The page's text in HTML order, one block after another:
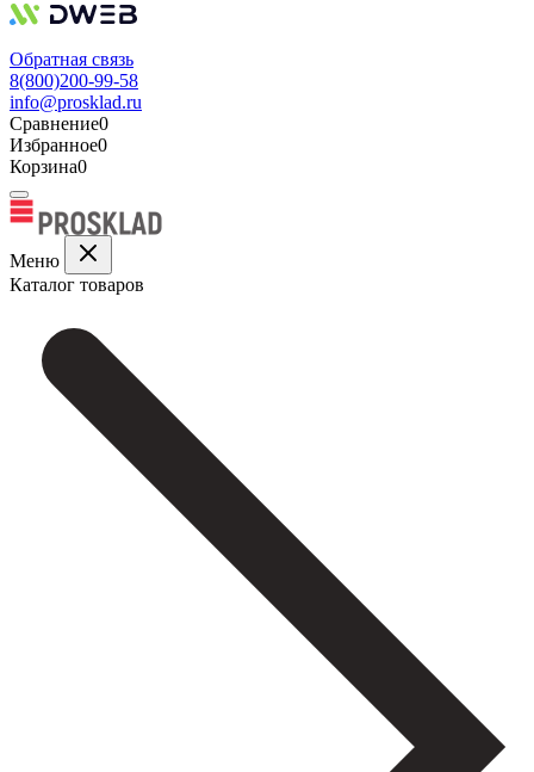
Обратная связь
8(800)200-99-58
info@prosklad.ru
Сравнение0
Избранное0
Корзина0
Меню
Каталог товаров